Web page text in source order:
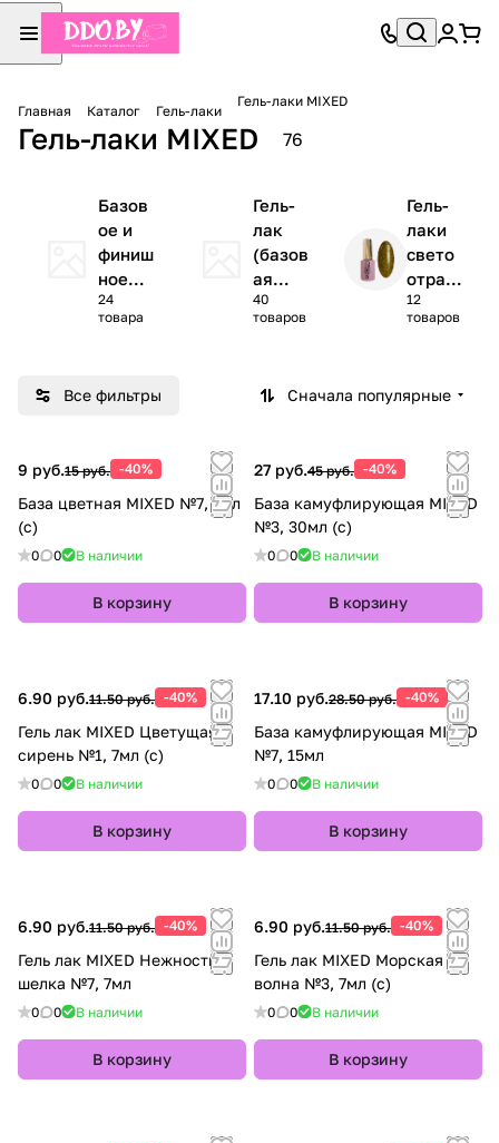
Главная Каталог Гель-лаки
Гель-лаки MIXED
Гель-лаки MIXED 76
Базов
ое и
финиш
ное
покры
тие
24
товара
Гель-
лак
(базов
ая
колле
кция)
40
товаров
Гель-
лаки
свето
отращ
ающи
е /
глаз /
потал
ь
MIXED
12
товаров
Все фильтры Сначала популярные
9 руб.15 руб. -40%
База цветная MIXED №7, 7мл
(с)
0 0 В наличии
В корзину
27 руб.45 руб. -40%
База камуфлирующая MIXED
№3, 30мл (с)
0 0 В наличии
В корзину
6.90 руб.11.50 руб. -40%
Гель лак MIXED Цветущая
сирень №1, 7мл (с)
0 0 В наличии
В корзину
17.10 руб.28.50 руб. -40%
База камуфлирующая MIXED
№7, 15мл
0 0 В наличии
В корзину
6.90 руб.11.50 руб. -40%
Гель лак MIXED Нежность
шелка №7, 7мл
0 0 В наличии
В корзину
6.90 руб.11.50 руб. -40%
Гель лак MIXED Морская
волна №3, 7мл (с)
0 0 В наличии
В корзину